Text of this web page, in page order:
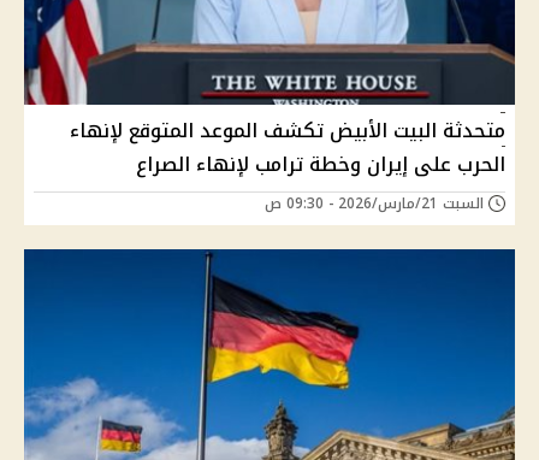
متحدثة البيت الأبيض تكشف الموعد المتوقع لإنهاء
الحرب على إيران وخطة ترامب لإنهاء الصراع
السبت 21/مارس/2026 - 09:30 ص